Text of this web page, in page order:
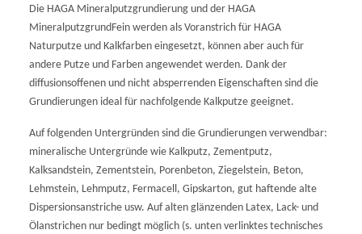
Die HAGA Mineralputzgrundierung und der HAGA
MineralputzgrundFein werden als Voranstrich für HAGA
Naturputze und Kalkfarben eingesetzt, können aber auch für
andere Putze und Farben angewendet werden. Dank der
diffusionsoffenen und nicht absperrenden Eigenschaften sind die
Grundierungen ideal für nachfolgende Kalkputze geeignet.
Auf folgenden Untergründen sind die Grundierungen verwendbar:
mineralische Untergründe wie Kalkputz, Zementputz,
Kalksandstein, Zementstein, Porenbeton, Ziegelstein, Beton,
Lehmstein, Lehmputz, Fermacell, Gipskarton, gut haftende alte
Dispersionsanstriche usw. Auf alten glänzenden Latex, Lack- und
Ölanstrichen nur bedingt möglich (s. unten verlinktes technisches